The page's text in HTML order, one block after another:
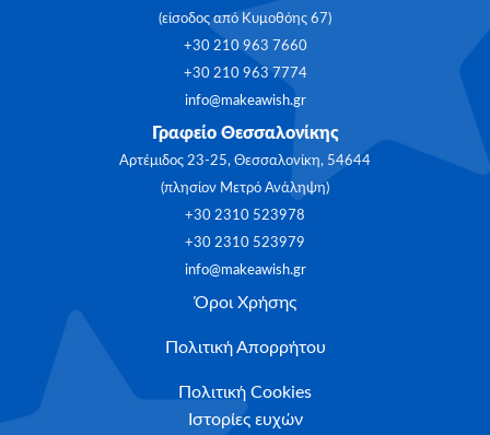
(είσοδος από Κυμοθόης 67)
+30 210 963 7660
+30 210 963 7774
info@makeawish.gr
Γραφείο Θεσσαλονίκης
Αρτέμιδος 23-25, Θεσσαλονίκη, 54644
(πλησίον Μετρό Ανάληψη)
+30 2310 523978
+30 2310 523979
info@makeawish.gr
Όροι Χρήσης
Πολιτική Απορρήτου
Πολιτική Cookies
Ιστορίες ευχών